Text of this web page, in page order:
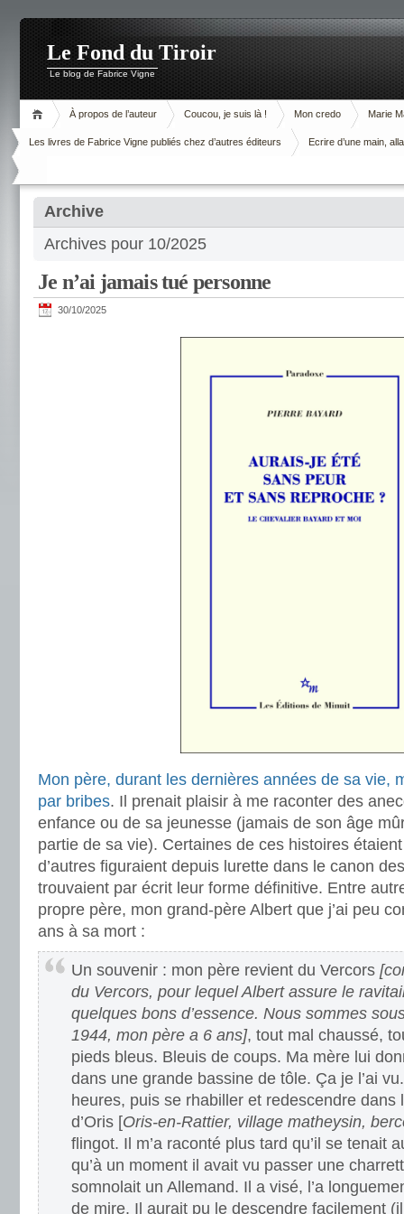
Le Fond du Tiroir
Le blog de Fabrice Vigne
À propos de l’auteur Coucou, je suis là ! Mon credo Marie
Les livres de Fabrice Vigne publiés chez d’autres éditeurs Ecrire d’une main,
Archive
Archives pour 10/2025
Je n’ai jamais tué personne
30/10/2025
Mon père, durant les dernières années de sa vie,
par bribes. Il prenait plaisir à me raconter des
enfance ou de sa jeunesse (jamais de son âge
partie de sa vie). Certaines de ces histoires
d’autres figuraient depuis lurette dans le canon
trouvaient par écrit leur forme définitive. Entre
propre père, mon grand-père Albert que j’ai peu
ans à sa mort :
Un souvenir : mon père revient du Vercors
du Vercors, pour lequel Albert assure le
quelques bons d’essence. Nous sommes
1944, mon père a 6 ans], tout mal chaussé,
pieds bleus. Bleuis de coups. Ma mère lui
dans une grande bassine de tôle. Ça je l’ai
heures, puis se rhabiller et redescendre dans
d’Oris [Oris-en-Rattier, village matheysin,
flingot. Il m’a raconté plus tard qu’il se tenait
qu’à un moment il avait vu passer une
somnolait un Allemand. Il a visé, l’a
de mire. Il aurait pu le descendre facilement